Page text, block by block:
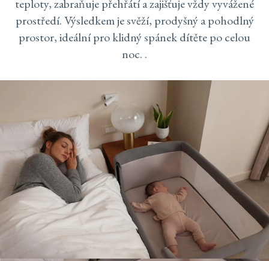
teploty, zabraňuje přehřátí a zajišťuje vždy vyvážené
prostředí. Výsledkem je svěží, prodyšný a pohodlný
prostor, ideální pro klidný spánek dítěte po celou
noc. .